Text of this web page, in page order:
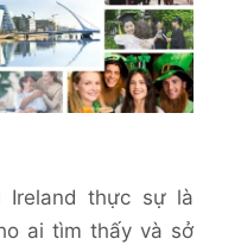
Ireland thực sự là
ai tìm thấy và sở